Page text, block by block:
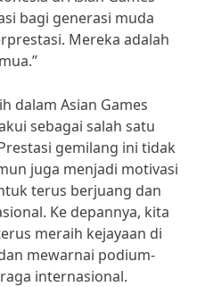
bagi generasi muda
Mereka adalah
dalam Asian Games
sebagai salah satu
gemilang ini tidak
juga menjadi motivasi
terus berjuang dan
Ke depannya, kita
meraih kejayaan di
mewarnai podium-
internasional.